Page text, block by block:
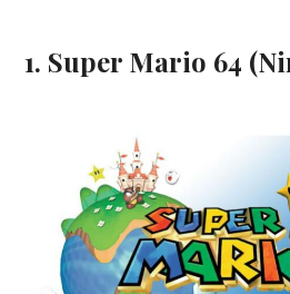
1. Super Mario 64